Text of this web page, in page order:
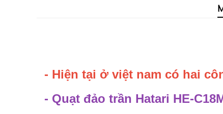
- Hiện tại ở việt nam có hai
- Quạt đảo trần Hatari HE-